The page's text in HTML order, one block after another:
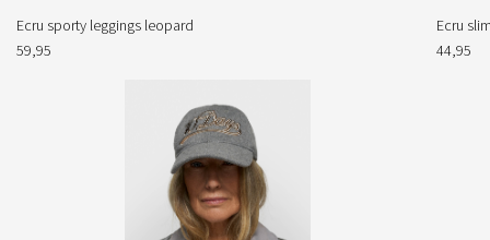
Ecru sporty leggings leopard
59,95
Ecru
44,95